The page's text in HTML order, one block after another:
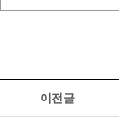
이전글